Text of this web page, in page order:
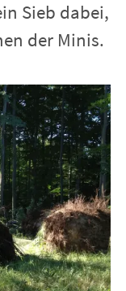
Sieb dabei,
der Minis.